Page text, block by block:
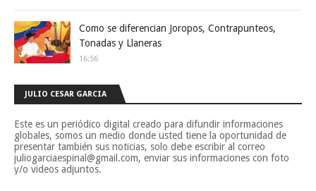
Como se diferencian Joropos, Contrapunteos,
Tonadas y Llaneras
16:56
JULIO CESAR GARCIA
Este es un periódico digital creado para difundir informaciones
globales, somos un medio donde usted tiene la oportunidad de
presentar también sus noticias, solo debe escribir al correo
juliogarciaespinal@gmail.com, enviar sus informaciones con foto
y/o videos adjuntos.